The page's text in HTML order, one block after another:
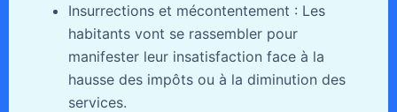
Insurrections et mécontentement : Les
habitants vont se rassembler pour
manifester leur insatisfaction face à la
hausse des impôts ou à la diminution des
services.